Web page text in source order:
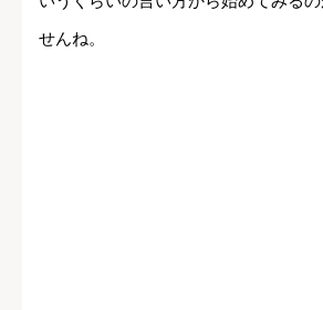
せんね。